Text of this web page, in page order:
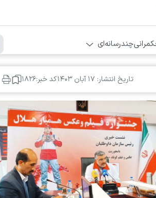
چندرسانه‌ای
تاریخ انتشار: ۱۷ آبان ۱۴۰۳ کد خبر:۱۸۲۶